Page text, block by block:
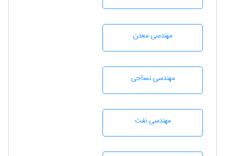
مهندسی معدن
مهندسي نساجی
مهندسی نفت